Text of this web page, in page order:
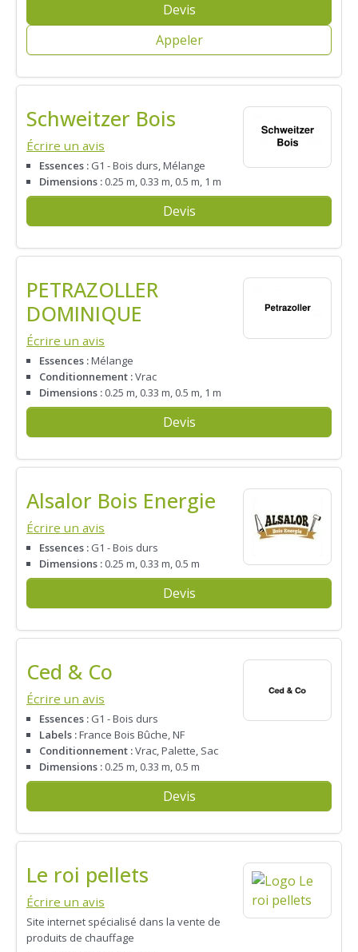
Devis
Appeler
Schweitzer Bois
Écrire un avis
Essences : G1 - Bois durs, Mélange
Dimensions : 0.25 m, 0.33 m, 0.5 m, 1 m
Devis
PETRAZOLLER
DOMINIQUE
Écrire un avis
Essences :Mélange
Conditionnement :Vrac
Dimensions : 0.25 m, 0.33 m, 0.5 m, 1 m
Devis
Alsalor Bois Energie
Écrire un avis
Essences : G1 - Bois durs
Dimensions : 0.25 m, 0.33 m, 0.5 m
Devis
Ced & Co
Écrire un avis
Essences : G1 - Bois durs
Labels :France Bois Bûche, NF
Conditionnement :Vrac, Palette, Sac
Dimensions : 0.25 m, 0.33 m, 0.5 m
Devis
Le roi pellets
Écrire un avis
Site internet spécialisé dans la vente de
produits de chauffage